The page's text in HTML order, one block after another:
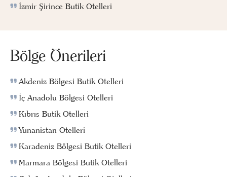
İzmir Şirince Butik Otelleri
Bölge Önerileri
Akdeniz Bölgesi Butik Otelleri
İç Anadolu Bölgesi Otelleri
Kıbrıs Butik Otelleri
Yunanistan Otelleri
Karadeniz Bölgesi Butik Otelleri
Marmara Bölgesi Butik Otelleri